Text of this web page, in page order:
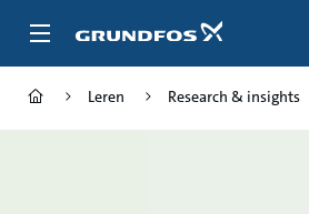
naar
Leren Research & insights